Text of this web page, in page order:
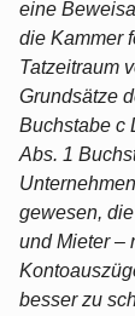
eine
die Kammer
Tatzeitraum
Grundsätze
Buchstabe c
Abs. 1
gewesen,
und Mieter –
besser zu